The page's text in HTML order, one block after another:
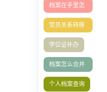
档案在手里怎
么存档人才中
心
党员关系转移
全流程
学位证补办
档案怎么合并
存档？
个人档案查询